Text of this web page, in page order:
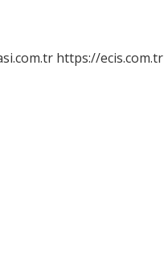
https://ecis.com.tr